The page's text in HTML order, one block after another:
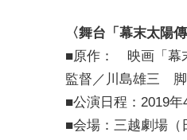
〈舞台「幕末太陽
■原作： 映画「幕
監督／川島雄三 脚
■公演日程：2019
■会場：三越劇場（